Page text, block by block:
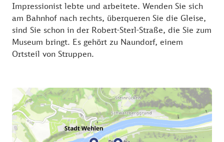
Impressionist lebte und arbeitete. Wenden Sie sich
am Bahnhof nach rechts, überqueren Sie die Gleise,
sind Sie schon in der Robert-Sterl-Straße, die Sie zum
Museum bringt. Es gehört zu Naundorf, einem
Ortsteil von Struppen.